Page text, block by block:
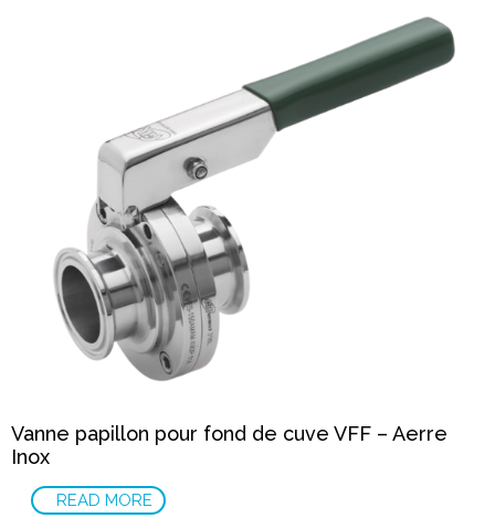
Vanne papillon pour fond de cuve VFF – Aerre
Inox
READ MORE